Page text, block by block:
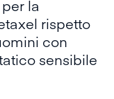
la
rispetto
con
sensibile